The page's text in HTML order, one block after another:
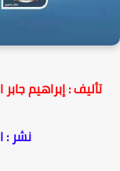
تأليف : إبراهيم
نشر :